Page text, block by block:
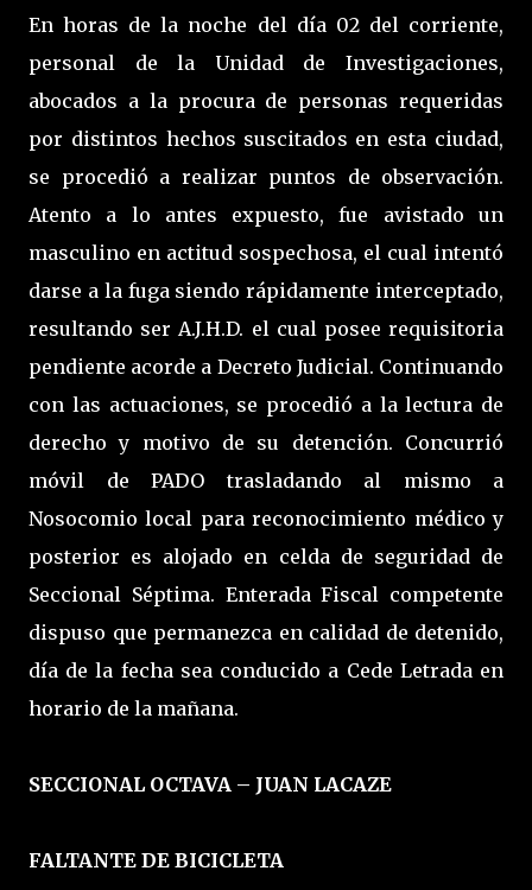
En horas de la noche del día 02 del corriente,
personal de la Unidad de Investigaciones,
abocados a la procura de personas requeridas
por distintos hechos suscitados en esta ciudad,
se procedió a realizar puntos de observación.
Atento a lo antes expuesto, fue avistado un
masculino en actitud sospechosa, el cual intentó
darse a la fuga siendo rápidamente interceptado,
resultando ser A.J.H.D. el cual posee requisitoria
pendiente acorde a Decreto Judicial. Continuando
con las actuaciones, se procedió a la lectura de
derecho y motivo de su detención. Concurrió
móvil de PADO trasladando al mismo a
Nosocomio local para reconocimiento médico y
posterior es alojado en celda de seguridad de
Seccional Séptima. Enterada Fiscal competente
dispuso que permanezca en calidad de detenido,
día de la fecha sea conducido a Cede Letrada en
horario de la mañana.
SECCIONAL OCTAVA – JUAN LACAZE
FALTANTE DE BICICLETA